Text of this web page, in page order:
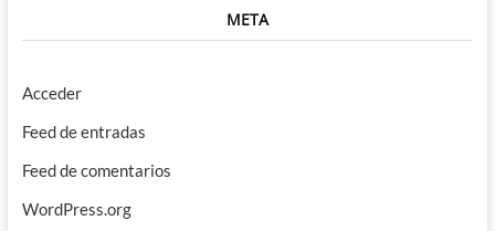
META
Acceder
Feed de entradas
Feed de comentarios
WordPress.org